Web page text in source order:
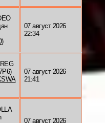
)
07 август 2026
22:34
07 август 2026
21:41
07 август 2026